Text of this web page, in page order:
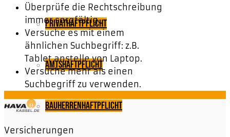
Privathaftpflicht
Amtshaftpflicht
Bauherrenhaftpflicht
Überprüfe die Rechtschreibung
immer sorgfältig.
Versuche es mit einem
ähnlichen Suchbegriff: z.B.
Tablet anstelle von Laptop.
Versuche mehr als einen
Suchbegriff zu verwenden.
Versicherungen